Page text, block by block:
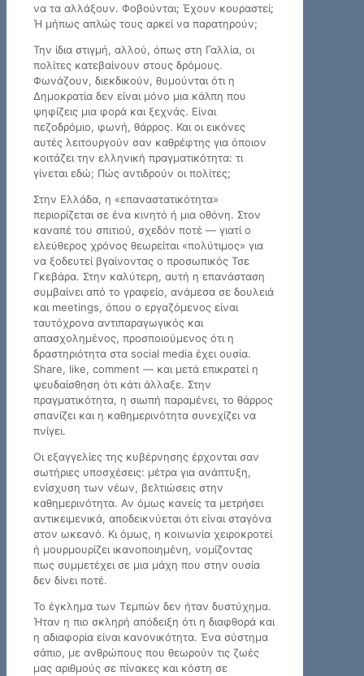
να τα αλλάξουν. Φοβούνται; Έχουν κουραστεί;
Ή μήπως απλώς τους αρκεί να παρατηρούν;
Την ίδια στιγμή, αλλού, όπως στη Γαλλία, οι
πολίτες κατεβαίνουν στους δρόμους.
Φωνάζουν, διεκδικούν, θυμούνται ότι η
Δημοκρατία δεν είναι μόνο μια κάλπη που
ψηφίζεις μια φορά και ξεχνάς. Είναι
πεζοδρόμιο, φωνή, θάρρος. Και οι εικόνες
αυτές λειτουργούν σαν καθρέφτης για όποιον
κοιτάζει την ελληνική πραγματικότητα: τι
γίνεται εδώ; Πώς αντιδρούν οι πολίτες;
Στην Ελλάδα, η «επαναστατικότητα»
περιορίζεται σε ένα κινητό ή μια οθόνη. Στον
καναπέ του σπιτιού, σχεδόν ποτέ — γιατί ο
ελεύθερος χρόνος θεωρείται «πολύτιμος» για
να ξοδευτεί βγαίνοντας ο προσωπικός Τσε
Γκεβάρα. Στην καλύτερη, αυτή η επανάσταση
συμβαίνει από το γραφείο, ανάμεσα σε δουλειά
και meetings, όπου ο εργαζόμενος είναι
ταυτόχρονα αντιπαραγωγικός και
απασχολημένος, προσποιούμενος ότι η
δραστηριότητα στα social media έχει ουσία.
Share, like, comment — και μετά επικρατεί η
ψευδαίσθηση ότι κάτι άλλαξε. Στην
πραγματικότητα, η σιωπή παραμένει, το θάρρος
σπανίζει και η καθημερινότητα συνεχίζει να
πνίγει.
Οι εξαγγελίες της κυβέρνησης έρχονται σαν
σωτήριες υποσχέσεις: μέτρα για ανάπτυξη,
ενίσχυση των νέων, βελτιώσεις στην
καθημερινότητα. Αν όμως κανείς τα μετρήσει
αντικειμενικά, αποδεικνύεται ότι είναι σταγόνα
στον ωκεανό. Κι όμως, η κοινωνία χειροκροτεί
ή μουρμουρίζει ικανοποιημένη, νομίζοντας
πως συμμετέχει σε μια μάχη που στην ουσία
δεν δίνει ποτέ.
Το έγκλημα των Τεμπών δεν ήταν δυστύχημα.
Ήταν η πιο σκληρή απόδειξη ότι η διαφθορά και
η αδιαφορία είναι κανονικότητα. Ένα σύστημα
σάπιο, με ανθρώπους που θεωρούν τις ζωές
μας αριθμούς σε πίνακες και κόστη σε